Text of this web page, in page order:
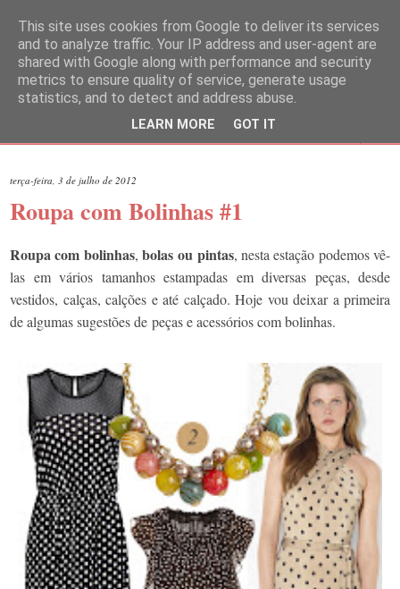
terça-feira, 3 de julho de 2012
Roupa com Bolinhas #1
Roupa com bolinhas,bolas ou pintas, nesta estação podemos vê-
las em vários tamanhos estampadas em diversas peças, desde
vestidos, calças, calções e até calçado. Hoje vou deixar a primeira
de algumas sugestões de peças e acessórios com bolinhas.
This site uses cookies from Google to deliver its services
and to analyze traffic. Your IP address and user-agent are
shared with Google along with performance and security
metrics to ensure quality of service, generate usage
statistics, and to detect and address abuse.
LEARN MORE GOT IT